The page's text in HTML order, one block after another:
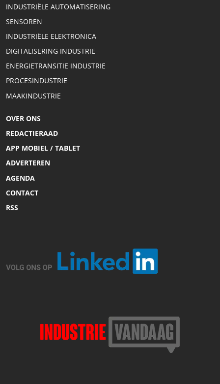
INDUSTRIËLE AUTOMATISERING
SENSOREN
INDUSTRIËLE ELEKTRONICA
DIGITALISERING INDUSTRIE
ENERGIETRANSITIE INDUSTRIE
PROCESINDUSTRIE
MAAKINDUSTRIE
OVER ONS
REDACTIERAAD
APP MOBIEL / TABLET
ADVERTEREN
AGENDA
CONTACT
RSS